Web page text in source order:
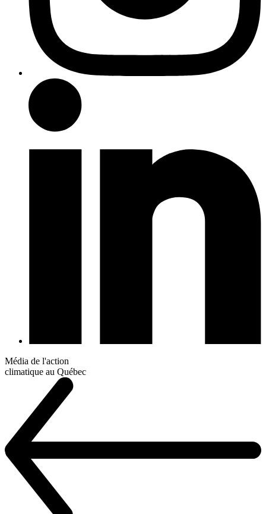
Média de l'action
climatique au Québec